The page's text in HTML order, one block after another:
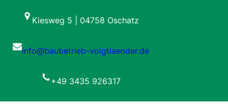
Kiesweg 5 | 04758 Oschatz
info@baubetrieb-voigtlaender.de
+49 3435 926317